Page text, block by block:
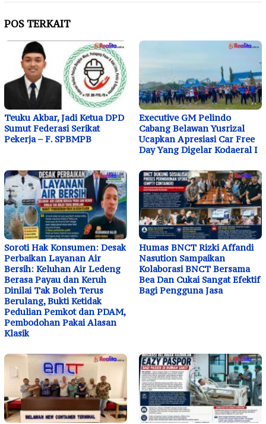
POS TERKAIT
Teuku Akbar, Jadi Ketua DPD
Sumut Federasi Serikat
Pekerja – F. SPBMPB
Executive GM Pelindo
Cabang Belawan Yusrizal
Ucapkan Apresiasi Car Free
Day Yang Digelar Kodaeral I
Soroti Hak Konsumen: Desak
Perbaikan Layanan Air
Bersih: Keluhan Air Ledeng
Berasa Payau dan Keruh
Dinilai Tak Boleh Terus
Berulang, Bukti Ketidak
Pedulian Pemkot dan PDAM,
Pembodohan Pakai Alasan
Klasik
Humas BNCT Rizki Affandi
Nasution Sampaikan
Kolaborasi BNCT Bersama
Bea Dan Cukai Sangat Efektif
Bagi Pengguna Jasa